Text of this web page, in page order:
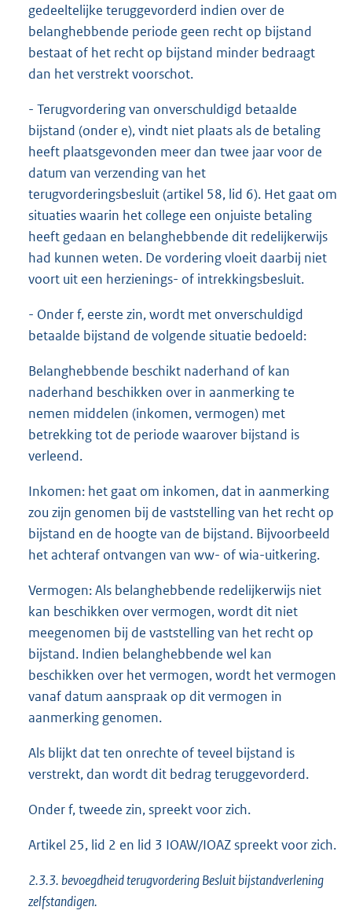
gedeeltelijke teruggevorderd indien over de
belanghebbende periode geen recht op bijstand
bestaat of het recht op bijstand minder bedraagt
dan het verstrekt voorschot.
- Terugvordering van onverschuldigd betaalde
bijstand (onder e), vindt niet plaats als de betaling
heeft plaatsgevonden meer dan twee jaar voor de
datum van verzending van het
terugvorderingsbesluit (artikel 58, lid 6). Het gaat om
situaties waarin het college een onjuiste betaling
heeft gedaan en belanghebbende dit redelijkerwijs
had kunnen weten. De vordering vloeit daarbij niet
voort uit een herzienings- of intrekkingsbesluit.
- Onder f, eerste zin, wordt met onverschuldigd
betaalde bijstand de volgende situatie bedoeld:
Belanghebbende beschikt naderhand of kan
naderhand beschikken over in aanmerking te
nemen middelen (inkomen, vermogen) met
betrekking tot de periode waarover bijstand is
verleend.
Inkomen: het gaat om inkomen, dat in aanmerking
zou zijn genomen bij de vaststelling van het recht op
bijstand en de hoogte van de bijstand. Bijvoorbeeld
het achteraf ontvangen van ww- of wia-uitkering.
Vermogen: Als belanghebbende redelijkerwijs niet
kan beschikken over vermogen, wordt dit niet
meegenomen bij de vaststelling van het recht op
bijstand. Indien belanghebbende wel kan
beschikken over het vermogen, wordt het vermogen
vanaf datum aanspraak op dit vermogen in
aanmerking genomen.
Als blijkt dat ten onrechte of teveel bijstand is
verstrekt, dan wordt dit bedrag teruggevorderd.
Onder f, tweede zin, spreekt voor zich.
Artikel 25, lid 2 en lid 3 IOAW/IOAZ spreekt voor zich.
2.3.3. bevoegdheid terugvordering Besluit bijstandverlening
zelfstandigen.